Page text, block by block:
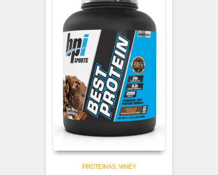
PROTEINAS WHEY